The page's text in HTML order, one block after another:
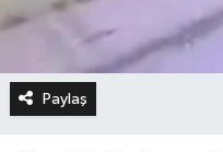
Paylaş